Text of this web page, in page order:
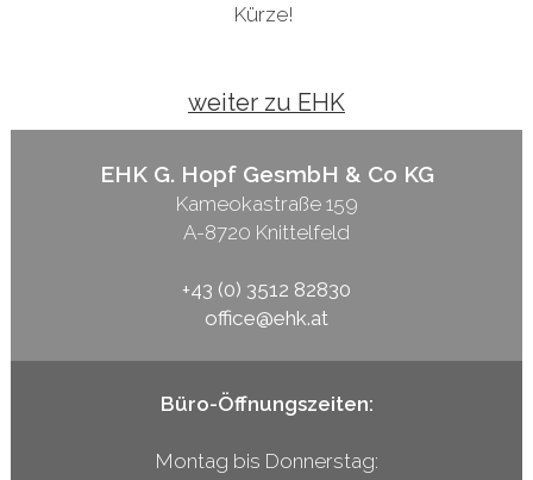
Kürze!
weiter zu EHK
EHK G. Hopf GesmbH & Co KG
Kameokastraße 159
A-8720 Knittelfeld
+43 (0) 3512 82830
office@ehk.at
Büro-Öffnungszeiten:
Montag bis Donnerstag: